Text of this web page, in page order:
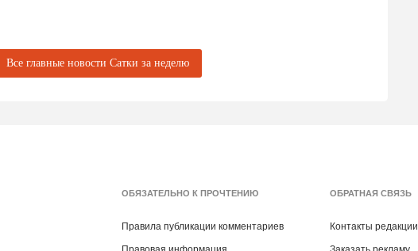
Все главные новости Сатки за неделю
ОБЯЗАТЕЛЬНО К ПРОЧТЕНИЮ
Правила публикации комментариев
ОБРАТНАЯ СВЯЗЬ
Контакты редакции